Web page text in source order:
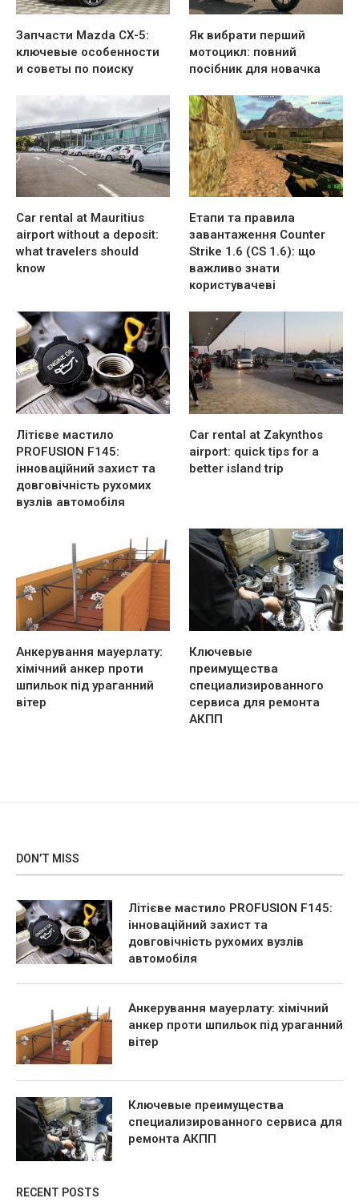
Запчасти Mazda CX-5:
ключевые особенности
и советы по поиску
Як вибрати перший
мотоцикл: повний
посібник для новачка
Car rental at Mauritius
airport without a deposit:
what travelers should
know
Етапи та правила
завантаження Counter
Strike 1.6 (CS 1.6): що
важливо знати
користувачеві
Літієве мастило
PROFUSION F145:
інноваційний захист та
довговічність рухомих
вузлів автомобіля
Car rental at Zakynthos
airport: quick tips for a
better island trip
Анкерування мауерлату:
хімічний анкер проти
шпильок під ураганний
вітер
Ключевые
преимущества
специализированного
сервиса для ремонта
АКПП
DON’T MISS
Літієве мастило PROFUSION F145:
інноваційний захист та
довговічність рухомих вузлів
автомобіля
Анкерування мауерлату: хімічний
анкер проти шпильок під ураганний
вітер
Ключевые преимущества
специализированного сервиса для
ремонта АКПП
RECENT POSTS